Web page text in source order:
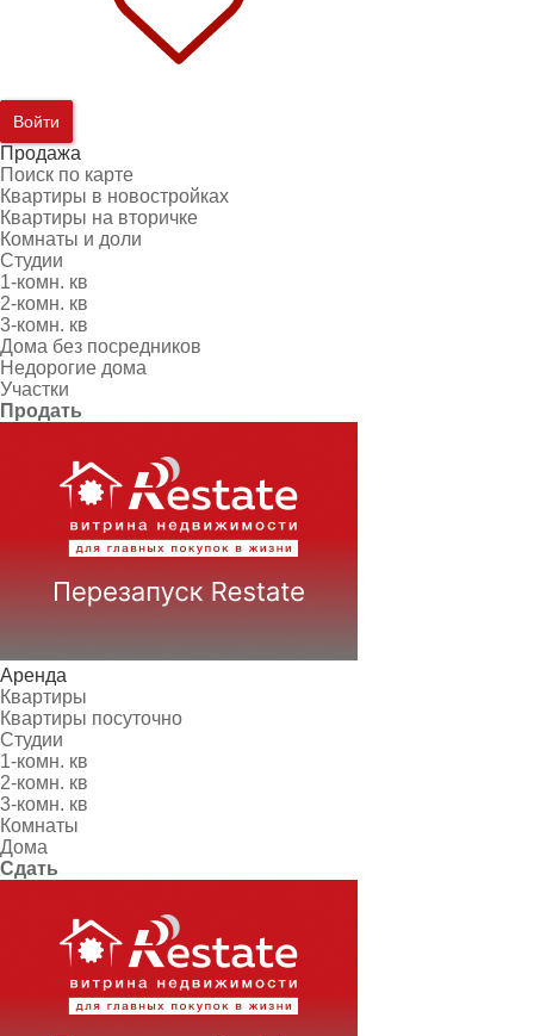
Войти
Продажа
Поиск по карте
Квартиры в новостройках
Квартиры на вторичке
Комнаты и доли
Студии
1-комн. кв
2-комн. кв
3-комн. кв
Дома без посредников
Недорогие дома
Участки
Продать
Аренда
Квартиры
Квартиры посуточно
Студии
1-комн. кв
2-комн. кв
3-комн. кв
Комнаты
Дома
Сдать